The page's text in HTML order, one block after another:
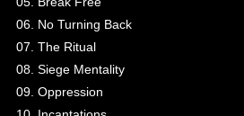
06. No Turning Back
07. The Ritual
08. Siege Mentality
09. Oppression